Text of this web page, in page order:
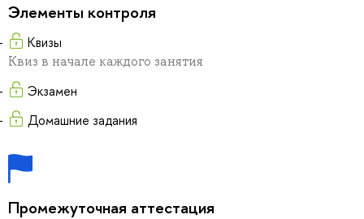
Элементы контроля
Квизы
Квиз в начале каждого занятия
Экзамен
Домашние задания
Промежуточная аттестация